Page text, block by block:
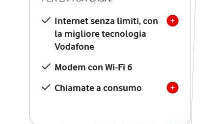
Internet senza limiti, con
la migliore tecnologia
Vodafone
Modem con Wi-Fi 6
Chiamate a consumo
Internet senza limiti, con
la migliore tecnologia
Vodafone
Modem Seven con Wi-Fi 7
Chiamate illimitate verso
numeri fissi e mobili
nazionali